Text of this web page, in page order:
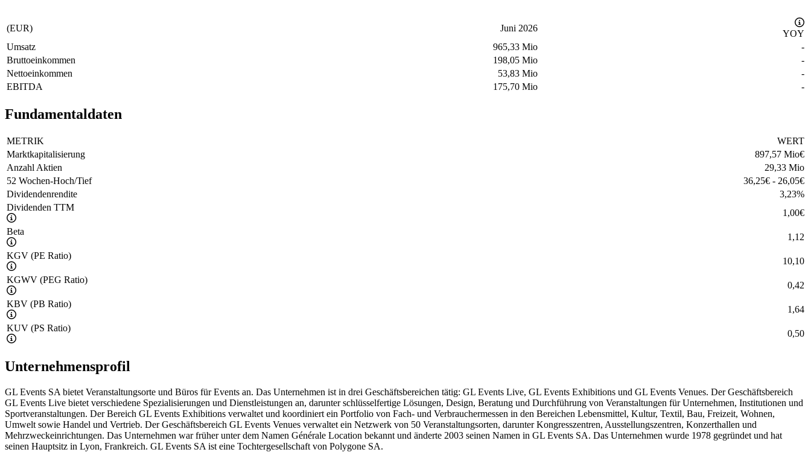
(EUR) Juni 2026
YOY
Umsatz
965,33 Mio
-
Bruttoeinkommen
198,05 Mio
-
Nettoeinkommen
53,83 Mio
-
EBITDA
175,70 Mio -
Fundamentaldaten
METRIK
WERT
Marktkapitalisierung
897,57 Mio€
Anzahl Aktien
29,33 Mio
52 Wochen-Hoch/Tief
36,25€ - 26,05€
Dividendenrendite
3,23%
Dividenden TTM
1,00€
Beta
1,12
KGV (PE Ratio)
10,10
KGWV (PEG Ratio)
0,42
KBV (PB Ratio)
1,64
KUV (PS Ratio)
0,50
Unternehmensprofil
GL Events SA bietet Veranstaltungsorte und Büros für Events an. Das Unternehmen ist in drei Geschäftsbereichen tätig: GL Events Live, GL Events Exhibitions und GL Events Venues. Der Geschäftsbereich
GL Events Live bietet verschiedene Spezialisierungen und Dienstleistungen an, darunter schlüsselfertige Lösungen, Design, Beratung und Durchführung von Veranstaltungen für Unternehmen, Institutionen und
Sportveranstaltungen. Der Bereich GL Events Exhibitions verwaltet und koordiniert ein Portfolio von Fach- und Verbrauchermessen in den Bereichen Lebensmittel, Kultur, Textil, Bau, Freizeit, Wohnen,
Umwelt sowie Handel und Vertrieb. Der Geschäftsbereich GL Events Venues verwaltet ein Netzwerk von 50 Veranstaltungsorten, darunter Kongresszentren, Ausstellungszentren, Konzerthallen und
Mehrzweckeinrichtungen. Das Unternehmen war früher unter dem Namen Générale Location bekannt und änderte 2003 seinen Namen in GL Events SA. Das Unternehmen wurde 1978 gegründet und hat
seinen Hauptsitz in Lyon, Frankreich. GL Events SA ist eine Tochtergesellschaft von Polygone SA.